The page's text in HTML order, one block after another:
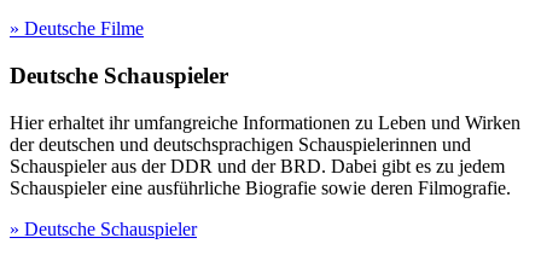
» Deutsche Filme
Deutsche Schauspieler
Hier erhaltet ihr umfangreiche Informationen zu Leben und Wirken
der deutschen und deutschsprachigen Schauspielerinnen und
Schauspieler aus der DDR und der BRD. Dabei gibt es zu jedem
Schauspieler eine ausführliche Biografie sowie deren Filmografie.
» Deutsche Schauspieler